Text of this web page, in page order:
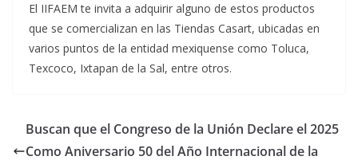
El IIFAEM te invita a adquirir alguno de estos productos
que se comercializan en las Tiendas Casart, ubicadas en
varios puntos de la entidad mexiquense como Toluca,
Texcoco, Ixtapan de la Sal, entre otros.
Buscan que el Congreso de la Unión Declare el 2025
Como Aniversario 50 del Año Internacional de la